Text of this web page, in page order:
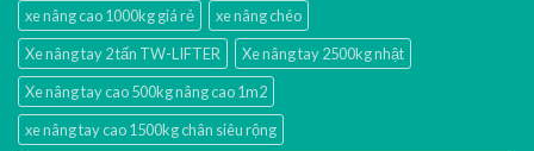
xe nâng cao 1000kg giá rẻ
xe nâng chéo
Xe nâng tay 2 tấn TW-LIFTER
Xe nâng tay 2500kg nhật
Xe nâng tay cao 500kg nâng cao 1m2
xe nâng tay cao 1500kg chân siêu rộng